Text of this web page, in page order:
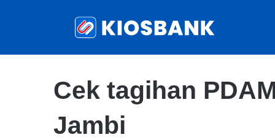
Cek tagihan
Jambi